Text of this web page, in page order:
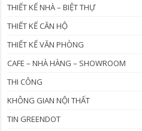
THIẾT KẾ NHÀ – BIỆT THỰ
THIẾT KẾ CĂN HỘ
THIẾT KẾ VĂN PHÒNG
CAFE – NHÀ HÀNG – SHOWROOM
THI CÔNG
KHÔNG GIAN NỘI THẤT
TIN GREENDOT